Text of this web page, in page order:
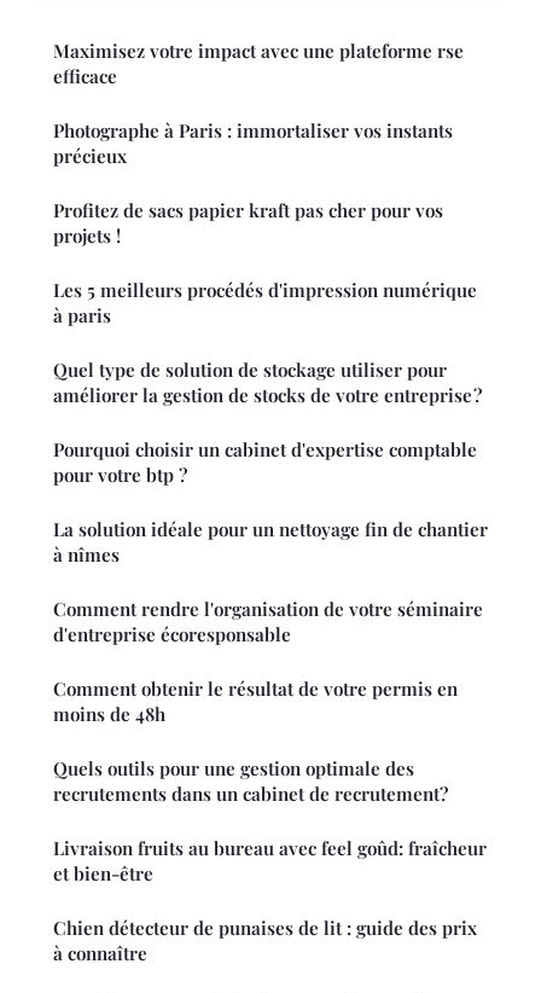
Maximisez votre impact avec une plateforme rse
efficace
Photographe à Paris : immortaliser vos instants
précieux
Profitez de sacs papier kraft pas cher pour vos
projets !
Les 5 meilleurs procédés d'impression numérique
à paris
Quel type de solution de stockage utiliser pour
améliorer la gestion de stocks de votre entreprise ?
Pourquoi choisir un cabinet d'expertise comptable
pour votre btp ?
La solution idéale pour un nettoyage fin de chantier
à nîmes
Comment rendre l'organisation de votre séminaire
d'entreprise écoresponsable
Comment obtenir le résultat de votre permis en
moins de 48h
Quels outils pour une gestion optimale des
recrutements dans un cabinet de recrutement?
Livraison fruits au bureau avec feel goûd: fraîcheur
et bien-être
Chien détecteur de punaises de lit : guide des prix
à connaître